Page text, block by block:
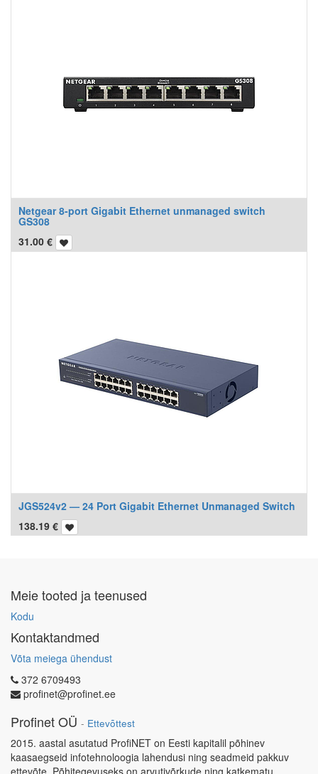
Netgear 8-port Gigabit Ethernet unmanaged switch
GS308
31.00 €
JGS524v2 — 24 Port Gigabit Ethernet Unmanaged Switch
138.19 €
Meie tooted ja teenused
Kodu
Kontaktandmed
Võta meiega ühendust
372 6709493
profinet@profinet.ee
Profinet OÜ - Ettevõttest
2015. aastal asutatud ProfiNET on Eesti kapitalil põhinev
kaasaegseid infotehnoloogia lahendusi ning seadmeid pakkuv
ettevõte. Põhitegevuseks on arvutivõrkude ning katkematu